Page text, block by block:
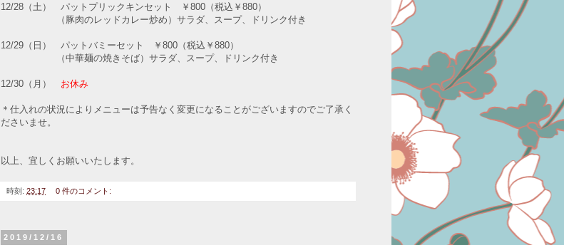
12/28（土） パットプリックキンセット ￥800（税込￥880）
（豚肉のレッドカレー炒め）サラダ、スープ、ドリンク付き
12/29（日） パットバミーセット ￥800（税込￥880）
（中華麺の焼きそば）サラダ、スープ、ドリンク付き
12/30（月） お休み
＊仕入れの状況によりメニューは予告なく変更になることがございますのでご了承く
ださいませ。
以上、宜しくお願いいたします。
時刻: 23:17 0 件のコメント:
2019/12/16